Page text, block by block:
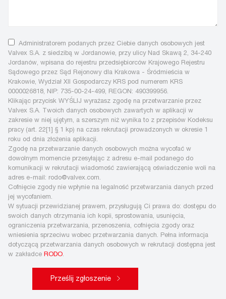
Administratorem podanych przez Ciebie danych osobowych jest
Valvex S.A. z siedzibą w Jordanowie, przy ulicy Nad Skawą 2, 34-240
Jordanów, wpisana do rejestru przedsiębiorców Krajowego Rejestru
Sądowego przez Sąd Rejonowy dla Krakowa - Śródmieścia w
Krakowie, Wydział XII Gospodarczy KRS pod numerem KRS
0000026818, NIP: 735-00-24-499, REGON: 490399956.
Klikając przycisk WYŚLIJ wyrażasz zgodę na przetwarzanie przez
Valvex S.A. Twoich danych osobowych zawartych w aplikacji w
zakresie w niej ujętym, a szerszym niż wynika to z przepisów Kodeksu
pracy (art. 22[1] § 1 kp) na czas rekrutacji prowadzonych w okresie 1
roku od dnia złożenia aplikacji.
Zgodę na przetwarzanie danych osobowych można wycofać w
dowolnym momencie przesyłając z adresu e-mail podanego do
komunikacji w rekrutacji wiadomość zawierającą oświadczenie woli na
adres e-mail: rodo@valvex.com.
Cofnięcie zgody nie wpłynie na legalność przetwarzania danych przed
jej wycofaniem.
W sytuacji przewidzianej prawem, przysługują Ci prawa do: dostępu do
swoich danych otrzymania ich kopii, sprostowania, usunięcia,
ograniczenia przetwarzania, przenoszenia, cofnięcia zgody oraz
wniesienia sprzeciwu wobec przetwarzania danych. Pełna informacja
dotyczącą przetwarzania danych osobowych w rekrutacji dostępna jest
w zakładce RODO.
Prześlij zgłoszenie